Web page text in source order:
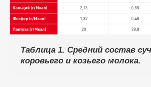
Таблица 1. Средний состав
коровьего и козьего молока.